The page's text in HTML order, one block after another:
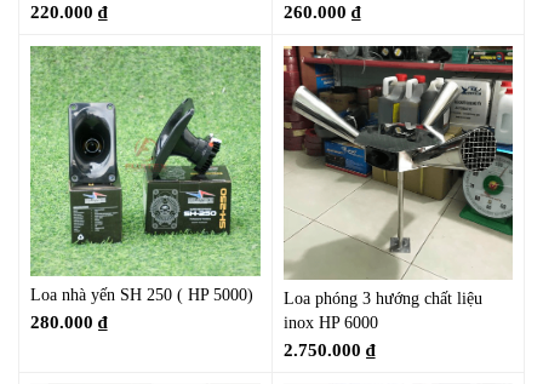
220.000 ₫ 260.000 ₫
Loa nhà yến SH 250 ( HP 5000)
280.000 ₫
Loa phóng 3 hướng chất liệu
inox HP 6000
2.750.000 ₫